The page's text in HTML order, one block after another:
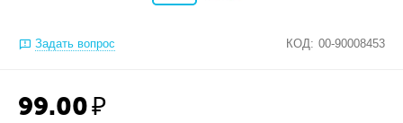
Задать вопрос КОД: 00-90008453
99.00₽